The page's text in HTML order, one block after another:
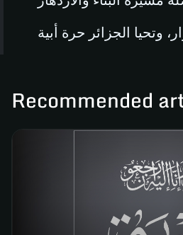
Recommended